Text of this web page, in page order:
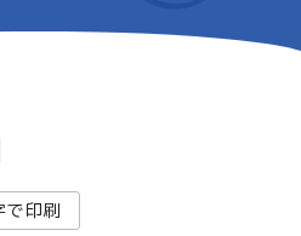
で印刷